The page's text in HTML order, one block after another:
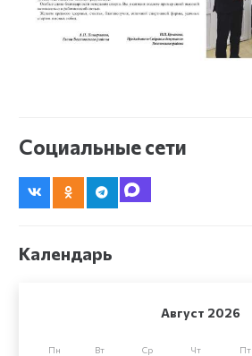
Социальные сети
Календарь
Август 2026
Пн Вт Ср Чт Пт